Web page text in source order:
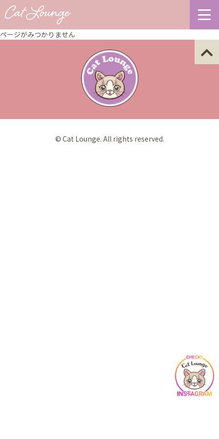
ページがみつかりません
© Cat Lounge. All rights reserved.